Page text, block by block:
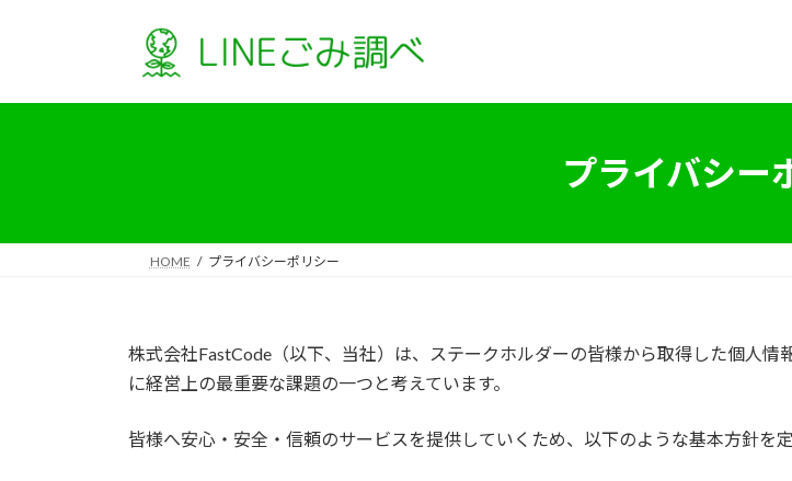
プ
動
プライバシー
HOME プライバシーポリシー
株式会社FastCode（以下、当社）は、ステークホルダーの皆様から取得した個人
に経営上の最重要な課題の一つと考えています。
皆様へ安心・安全・信頼のサービスを提供していくため、以下のような基本方針を